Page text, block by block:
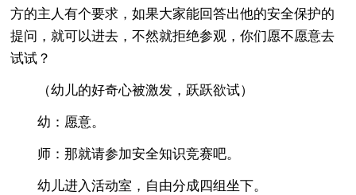
方的主人有个要求，如果大家能回答出他的安全保护的
提问，就可以进去，不然就拒绝参观，你们愿不愿意去
试试？
（幼儿的好奇心被激发，跃跃欲试）
幼：愿意。
师：那就请参加安全知识竞赛吧。
幼儿进入活动室，自由分成四组坐下。